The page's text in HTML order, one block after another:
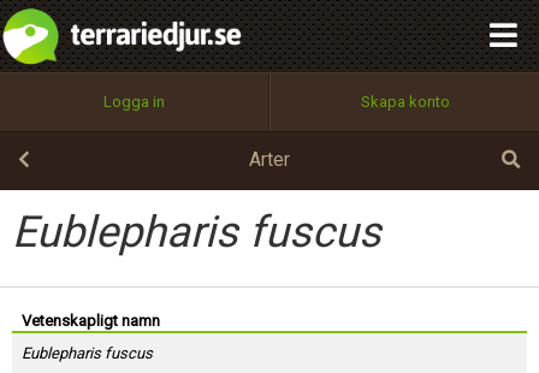
Logga in Skapa konto
Arter
Eublepharis fuscus
Vetenskapligt namn
Eublepharis fuscus
Utför
100%
OK
integritetspolicy
Namn:
Epost:
Användarnamn:
Lösenord:
Begär nytt lösenord
Tillbaka till förstasidan